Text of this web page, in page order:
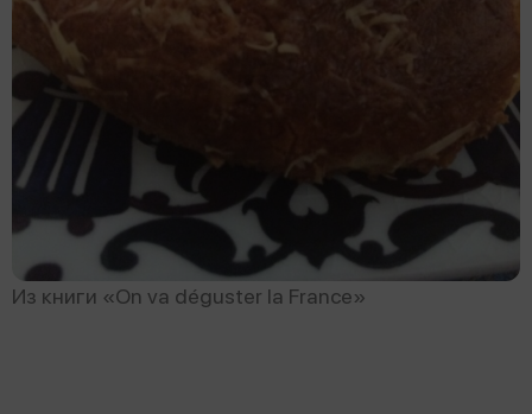
Из книги «On va déguster la France»